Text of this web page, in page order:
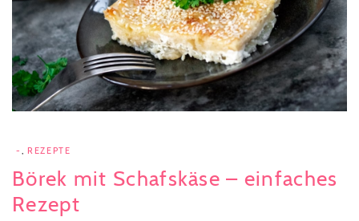
- , REZEPTE
Börek mit Schafskäse – einfaches
Rezept